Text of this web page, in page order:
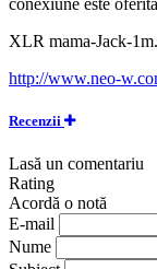
conexiune este
XLR mama-Jack-1m.
http://www.neo-
Recenzii
Lasă un comentariu
Rating
Acordă o notă
E-mail
Nume